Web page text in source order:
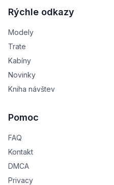
Rýchle odkazy
Modely
Trate
Kabíny
Novinky
Kniha návštev
Pomoc
FAQ
Kontakt
DMCA
Privacy